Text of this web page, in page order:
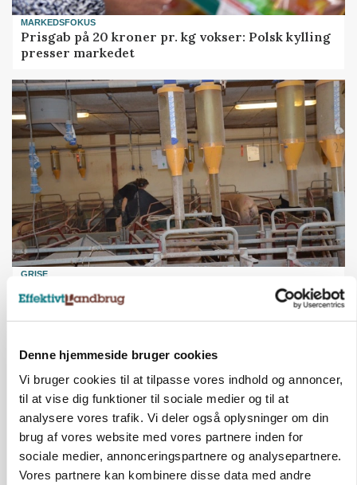
Denne hjemmeside bruger cookies
Vi bruger cookies til at tilpasse vores indhold og annoncer,
til at vise dig funktioner til sociale medier og til at
analysere vores trafik. Vi deler også oplysninger om din
brug af vores website med vores partnere inden for
sociale medier, annonceringspartnere og analysepartnere.
Vores partnere kan kombinere disse data med andre
MARKEDSFOKUS
Prisgab på 20 kroner pr. kg vokser: Polsk kylling
presser markedet
GRISE
Rådgiver om DB-Tjek: Små justeringer kan give
store besparelser
Loading...